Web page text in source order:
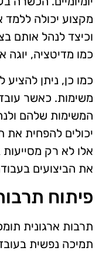
מקצוע יכולה ללמד
וכיצד לנהל אותם
כמו מדיטציה, יוגה
כמו כן, ניתן להציע
משימות. כאשר
המשימות שלהם
יכולים להפחית
אלו לא רק
את הביצועים
פיתוח
תרבות ארגונית
תמיכה נפשית